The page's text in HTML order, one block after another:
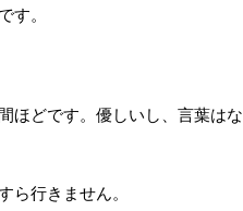
す。
ほどです。優しいし、言葉はな
ら行きません。